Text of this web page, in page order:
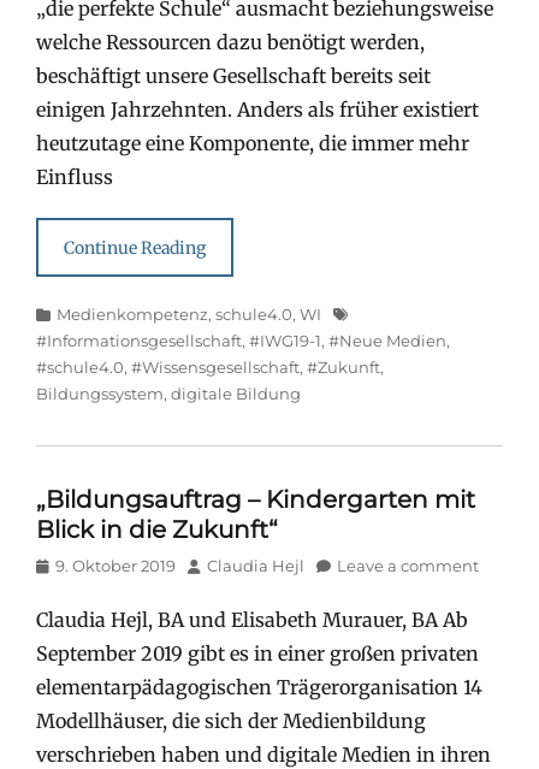
„die perfekte Schule“ ausmacht beziehungsweise
welche Ressourcen dazu benötigt werden,
beschäftigt unsere Gesellschaft bereits seit
einigen Jahrzehnten. Anders als früher existiert
heutzutage eine Komponente, die immer mehr
Einfluss
Continue Reading
Categories
Medienkompetenz, schule4.0, WI
Tags
#Informationsgesellschaft, #IWG19-1, #Neue Medien,
#schule4.0, #Wissensgesellschaft, #Zukunft,
Bildungssystem, digitale Bildung
„Bildungsauftrag – Kindergarten mit
Blick in die Zukunft“
Posted
9. Oktober 2019 Author
Claudia Hejl Leave a comment
Claudia Hejl, BA und Elisabeth Murauer, BA Ab
September 2019 gibt es in einer großen privaten
elementarpädagogischen Trägerorganisation 14
Modellhäuser, die sich der Medienbildung
verschrieben haben und digitale Medien in ihren